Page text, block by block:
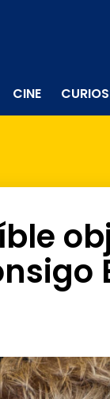
CINE